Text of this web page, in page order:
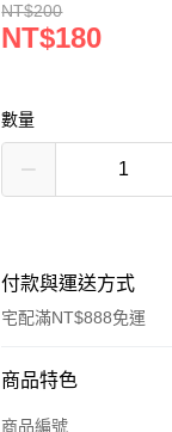
NT$200
NT$180
數量
付款與運送方式
宅配滿NT$888免運
付款方式
信用卡一次付款
商品特色
商品編號